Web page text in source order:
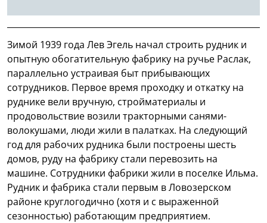
Зимой 1939 года Лев Эгель начал строить рудник и
опытную обогатительную фабрику на ручье Раслак,
параллельно устраивая быт прибывающих
сотрудников. Первое время проходку и откатку на
руднике вели вручную, стройматериалы и
продовольствие возили тракторными санями-
волокушами, люди жили в палатках. На следующий
год для рабочих рудника были построены шесть
домов, руду на фабрику стали перевозить на
машине. Сотрудники фабрики жили в поселке Ильма.
Рудник и фабрика стали первым в Ловозерском
районе круглогодично (хотя и с выраженной
сезонностью) работающим предприятием.